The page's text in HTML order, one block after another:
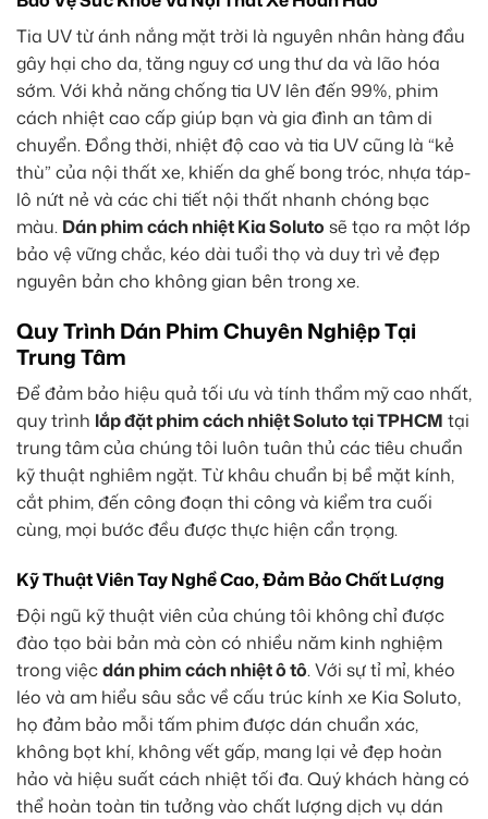
Tia UV từ ánh nắng mặt trời là nguyên nhân hàng đầu
gây hại cho da, tăng nguy cơ ung thư da và lão hóa
sớm. Với khả năng chống tia UV lên đến 99%, phim
cách nhiệt cao cấp giúp bạn và gia đình an tâm di
chuyển. Đồng thời, nhiệt độ cao và tia UV cũng là “kẻ
thù” của nội thất xe, khiến da ghế bong tróc, nhựa táp-
lô nứt nẻ và các chi tiết nội thất nhanh chóng bạc
màu. Dán phim cách nhiệt Kia Soluto sẽ tạo ra một lớp
bảo vệ vững chắc, kéo dài tuổi thọ và duy trì vẻ đẹp
nguyên bản cho không gian bên trong xe.
Quy Trình Dán Phim Chuyên Nghiệp Tại
Trung Tâm
Để đảm bảo hiệu quả tối ưu và tính thẩm mỹ cao nhất,
quy trình lắp đặt phim cách nhiệt Soluto tại TPHCM tại
trung tâm của chúng tôi luôn tuân thủ các tiêu chuẩn
kỹ thuật nghiêm ngặt. Từ khâu chuẩn bị bề mặt kính,
cắt phim, đến công đoạn thi công và kiểm tra cuối
cùng, mọi bước đều được thực hiện cẩn trọng.
Kỹ Thuật Viên Tay Nghề Cao, Đảm Bảo Chất Lượng
Đội ngũ kỹ thuật viên của chúng tôi không chỉ được
đào tạo bài bản mà còn có nhiều năm kinh nghiệm
trong việcdán phim cách nhiệt ô tô. Với sự tỉ mỉ, khéo
léo và am hiểu sâu sắc về cấu trúc kính xe Kia Soluto,
họ đảm bảo mỗi tấm phim được dán chuẩn xác,
không bọt khí, không vết gấp, mang lại vẻ đẹp hoàn
hảo và hiệu suất cách nhiệt tối đa. Quý khách hàng có
thể hoàn toàn tin tưởng vào chất lượng dịch vụ dán